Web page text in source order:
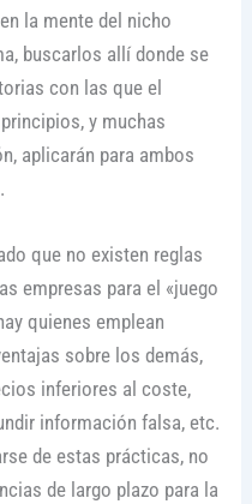
la mente del nicho
buscarlos allí donde se
con las que el
y muchas
aplicarán para ambos
que no existen reglas
empresas para el «juego
quienes emplean
sobre los demás,
inferiores al coste,
información falsa, etc.
de estas prácticas, no
de largo plazo para la